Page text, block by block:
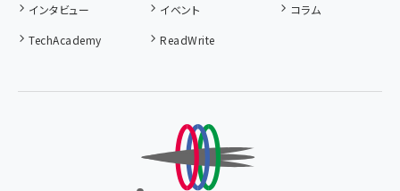
インタビュー
イベント
コラム
TechAcademy
ReadWrite